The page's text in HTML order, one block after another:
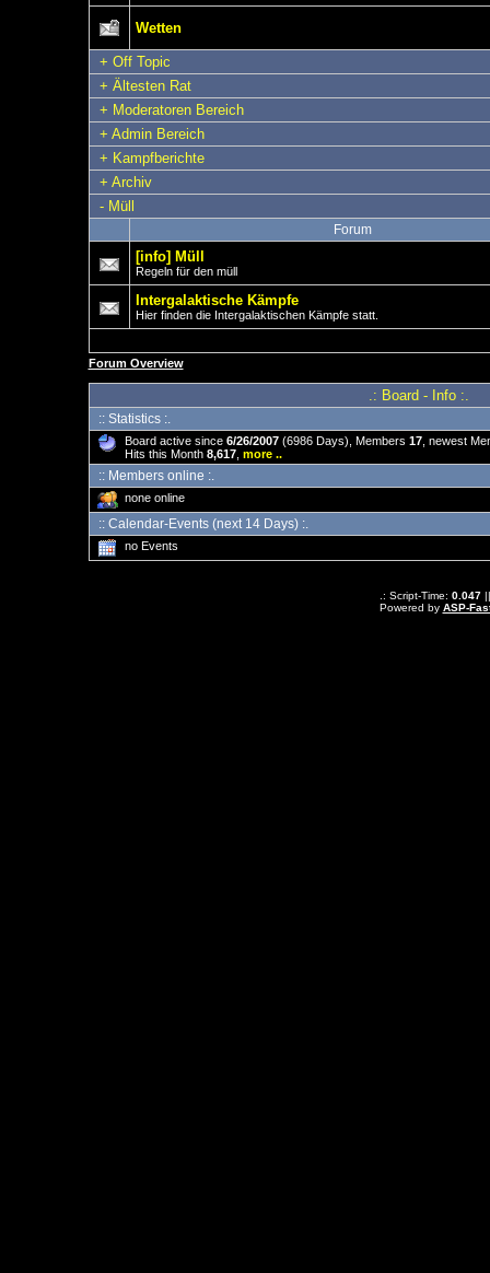
Wetten
+ Off Topic
+ Ältesten Rat
+ Moderatoren Bereich
+ Admin Bereich
+ Kampfberichte
+ Archiv
- Müll
Forum
[info] Müll
Regeln für den müll
Intergalaktische Kämpfe
Hier finden die Intergalaktischen Kämpfe statt.
Forum Overview
.: Board - Info :.
:: Statistics :.
Board active since 6/26/2007(6986 Days), Members 17, newest
Hits this Month 8,617, more ..
:: Members online :.
none online
:: Calendar-Events (next 14 Days) :.
no Events
.: Script-Time: 0.047||
Powered by ASP-